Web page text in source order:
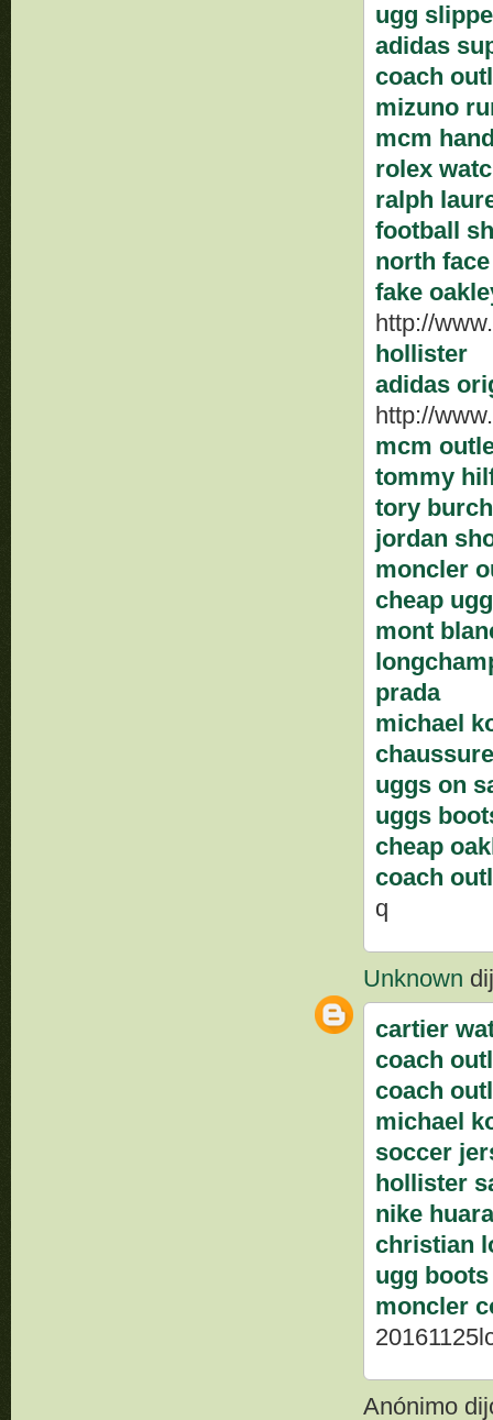
ugg
adidas
coach
mizuno
mcm
rolex
ralph
football
north
fake
http://
hollister
adidas
http://
mcm
tommy
tory
jordan
moncler
cheap
mont
prada
michael
uggs on
uggs
cheap
coach
q
Unknown
cartier
coach
coach
michael
soccer
hollister
nike
christian
ugg boots
moncler
Anónimo